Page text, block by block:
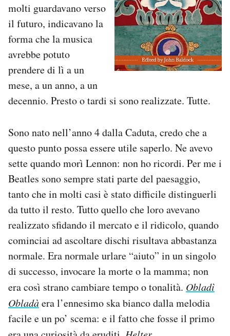
molti guardavano verso
il futuro, indicavano la
forma che la musica
avrebbe potuto
prendere di lì a un
mese, a un anno, a un
decennio. Presto o tardi si sono realizzate. Tutte.
Sono nato nell’anno 4 dalla Caduta, credo che a
questo punto possa essere utile saperlo. Ne avevo
sette quando morì Lennon: non ho ricordi. Per me i
Beatles sono sempre stati parte del paesaggio,
tanto che in molti casi è stato difficile distinguerli
da tutto il resto. Tutto quello che loro avevano
realizzato sfidando il mercato e il ridicolo, quando
cominciai ad ascoltare dischi risultava abbastanza
normale. Era normale urlare “aiuto” in un singolo
di successo, invocare la morte o la mamma; non
era così strano cambiare tempo o tonalità. Obladì
Obladàera l’ennesimo ska bianco dalla melodia
facile e un po’ scema: e il fatto che fosse il primo